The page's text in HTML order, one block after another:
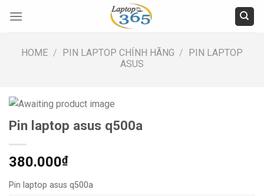
HOME / PIN LAPTOP CHÍNH HÃNG / PIN LAPTOP
ASUS
Pin laptop asus q500a
380.000₫
Pin laptop asus q500a